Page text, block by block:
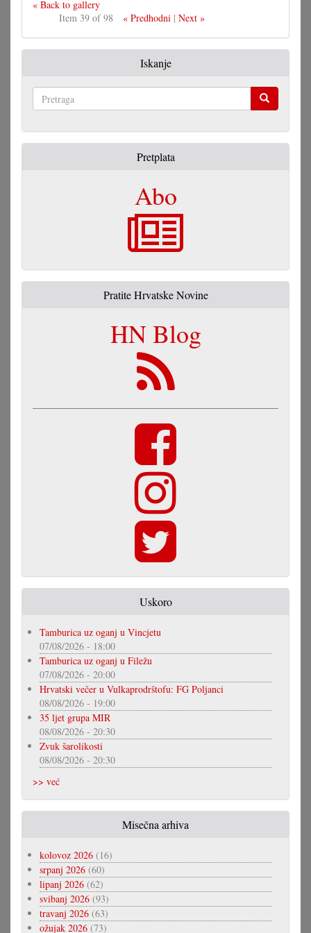
« Back to gallery
Item 39 of 98
« Predhodni| Next »
Iskanje
Pretplata
Abo
Pratite Hrvatske Novine
HN Blog
Uskoro
Tamburica uz oganj u Vincjetu
07/08/2026 - 18:00
Tamburica uz oganj u Filežu
07/08/2026 - 20:00
Hrvatski večer u Vulkaprodrštofu: FG Poljanci
08/08/2026 - 19:00
35 ljet grupa MIR
08/08/2026 - 20:30
Zvuk šarolikosti
08/08/2026 - 20:30
>> već
Misečna arhiva
kolovoz 2026 (16)
srpanj 2026 (60)
lipanj 2026 (62)
svibanj 2026 (93)
travanj 2026 (63)
ožujak 2026 (73)